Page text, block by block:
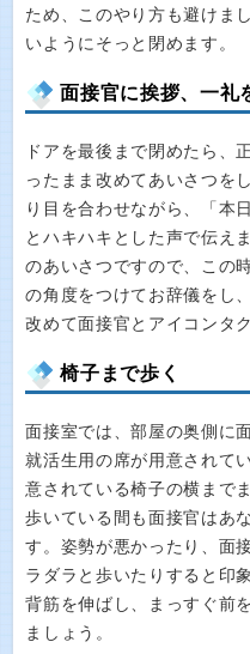
ため、このやり方も避けま
いようにそっと閉めます。
面接官に挨拶、一礼
ドアを最後まで閉めたら、
ったまま改めてあいさつを
り目を合わせながら、「本
とハキハキとした声で伝え
のあいさつですので、この
の角度をつけてお辞儀をし
改めて面接官とアイコンタ
椅子まで歩く
面接室では、部屋の奥側に
就活生用の席が用意されて
意されている椅子の横まで
歩いている間も面接官はあ
す。姿勢が悪かったり、面
ラダラと歩いたりすると印
背筋を伸ばし、まっすぐ前
ましょう。